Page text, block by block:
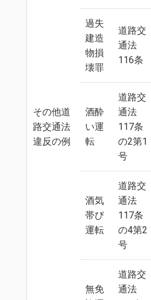
その他道
路交通法
違反の例
過失
建造
物損
壊罪
道路交
通法
116条
酒酔
い運
転
道路交
通法
117条
の2第1
号
酒気
帯び
運転
道路交
通法
117条
の4第2
号
無免
道路交
通法